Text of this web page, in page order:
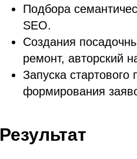
Подбора
SEO.
Создания
ремонт, авторский
Запуска
формирования
Результат